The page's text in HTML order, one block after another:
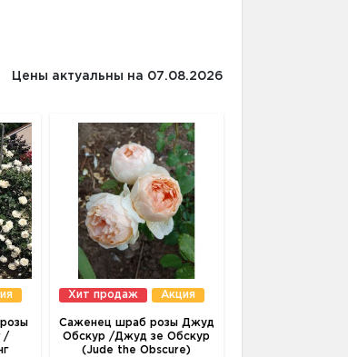
Цены актуальны на 07.08.2026
/
Хит продаж Акция
Саженец шраб розы Джуд
Обскур /Джуд зе Обскур
(Jude the Obscure)